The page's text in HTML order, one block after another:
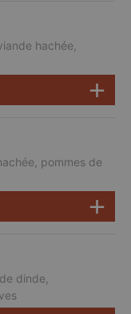
hachée,
pommes de
dinde,